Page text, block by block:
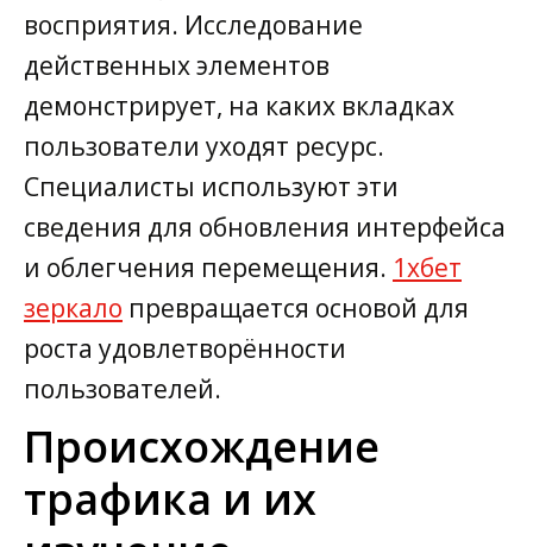
восприятия. Исследование
действенных элементов
демонстрирует, на каких вкладках
пользователи уходят ресурс.
Специалисты используют эти
сведения для обновления интерфейса
и облегчения перемещения. 1хбет
зеркало превращается основой для
роста удовлетворённости
пользователей.
Происхождение
трафика и их